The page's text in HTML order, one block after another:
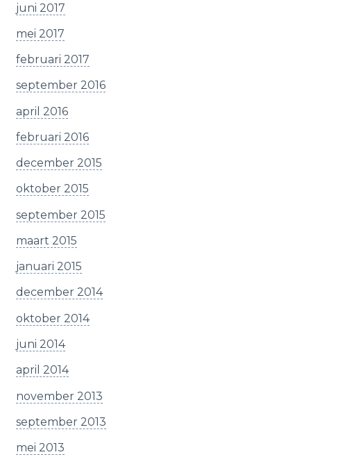
juni 2017
mei 2017
februari 2017
september 2016
april 2016
februari 2016
december 2015
oktober 2015
september 2015
maart 2015
januari 2015
december 2014
oktober 2014
juni 2014
april 2014
november 2013
september 2013
mei 2013